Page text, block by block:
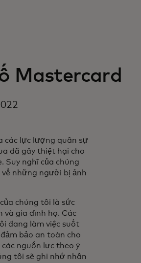
nghiệp
giới
hướng
Mastercard
các lực lượng quân sự
đã gây thiệt hại cho
Suy nghĩ của chúng
những người bị ảnh
chúng tôi là sức
và gia đình họ. Các
đang làm việc suốt
bảo an toàn cho
nguồn lực theo ý
tôi sẽ ghi nhớ nhân